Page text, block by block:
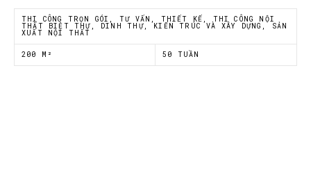
Tôi đồng ý với
Á Đông
THI CÔNG TRỌN GÓI, TƯ VẤN, THIẾT KẾ, THI CÔNG NỘI
THẤT BIỆT THỰ, DINH THỰ, KIẾN TRÚC VÀ XÂY DỰNG, SẢN
XUẤT NỘI THẤT
200 M² 50 TUẦN